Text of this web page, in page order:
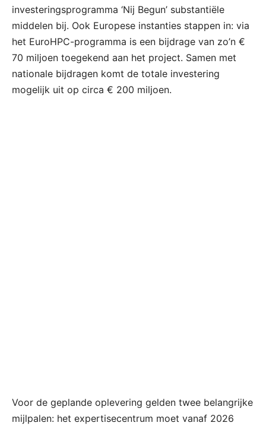
investeringsprogramma ‘Nij Begun’ substantiële
middelen bij. Ook Europese instanties stappen in: via
het EuroHPC-programma is een bijdrage van zo’n €
70 miljoen toegekend aan het project. Samen met
nationale bijdragen komt de totale investering
mogelijk uit op circa € 200 miljoen.
Voor de geplande oplevering gelden twee belangrijke
mijlpalen: het expertisecentrum moet vanaf 2026